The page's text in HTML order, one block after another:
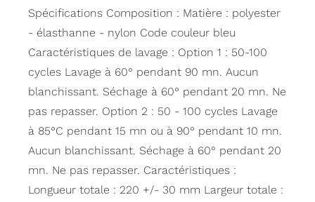
Spécifications Composition : Matière : polyester
- élasthanne - nylon Code couleur bleu
Caractéristiques de lavage : Option 1 : 50-100
cycles Lavage à 60° pendant 90 mn. Aucun
blanchissant. Séchage à 60° pendant 20 mn. Ne
pas repasser. Option 2 : 50 - 100 cycles Lavage
à 85°C pendant 15 mn ou à 90° pendant 10 mn.
Aucun blanchissant. Séchage à 60° pendant 20
mn. Ne pas repasser. Caractéristiques :
Longueur totale : 220 +/- 30 mm Largeur totale :